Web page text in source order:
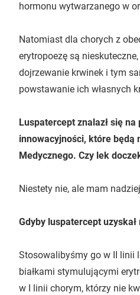
hormonu wytwarzanego w
Natomiast dla chorych z
erytropoezę są
dojrzewanie krwinek i tym
powstawanie ich własnych
Luspatercept znalazł się
innowacyjności, które będą
Medycznego. Czy lek
Niestety nie, ale mam
Gdyby luspatercept
Stosowalibyśmy go w II linii
białkami stymulującymi
w I linii chorym, którzy nie